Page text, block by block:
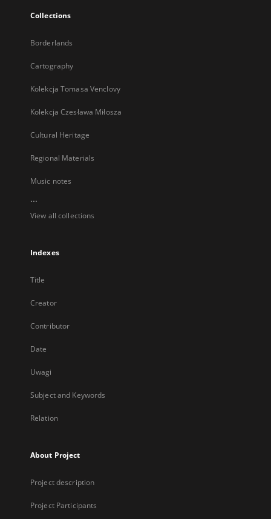
Collections
Borderlands
Cartography
Kolekcja Tomasa Venclovy
Kolekcja Czesława Miłosza
Cultural Heritage
Regional Materials
Music notes
...
View all collections
Indexes
Title
Creator
Contributor
Date
Uwagi
Subject and Keywords
Relation
About Project
Project description
Project Participants